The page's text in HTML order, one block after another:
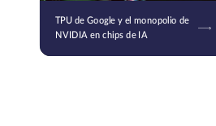
TPU de Google y el monopolio de
NVIDIA en chips de IA